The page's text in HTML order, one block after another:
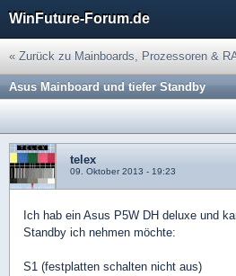
WinFuture-Forum.de
« Zurück zu Mainboards, Prozessoren &
Asus Mainboard und tiefer Standby
telex
09. Oktober 2013 - 19:23
Ich hab ein Asus P5W DH deluxe und
Standby ich nehmen möchte:
S1 (festplatten schalten nicht aus)